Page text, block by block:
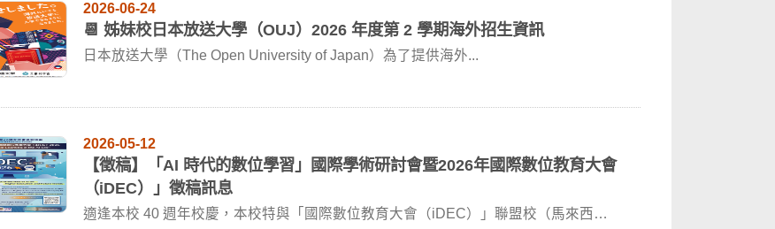
2026-06-24
📆 姊妹校日本放送大學（OUJ）2026 年度第 2 學期海外招生資訊
日本放送大學（The Open University of Japan）為了提供海外...
2026-05-12
【徵稿】「AI 時代的數位學習」國際學術研討會暨2026年國際數位教育大會
（iDEC）」徵稿訊息
適逢本校 40 週年校慶，本校特與「國際數位教育大會（iDEC）」聯盟校（馬來西亞